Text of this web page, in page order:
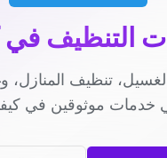
التنظيف في
تنظيف المنازل،
موثوقين في